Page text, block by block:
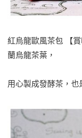
紅烏龍歐風茶包 【
蘭烏龍茶葉，
用心製成發酵茶，也